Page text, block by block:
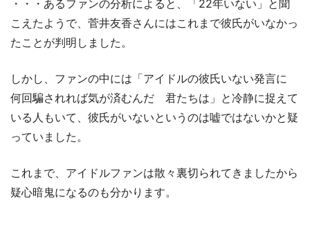
・・・あるファンの分析によると、「22年いない」と聞
こえたようで、菅井友香さんにはこれまで彼氏がいなかっ
たことが判明しました。
しかし、ファンの中には「アイドルの彼氏いない発言に
何回騙されれば気が済むんだ 君たちは」と冷静に捉えて
いる人もいて、彼氏がいないというのは嘘ではないかと疑
っていました。
これまで、アイドルファンは散々裏切られてきましたから
疑心暗鬼になるのも分かります。